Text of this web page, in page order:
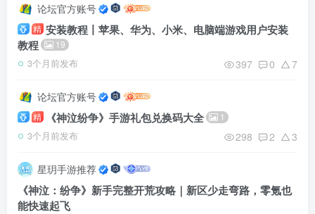
论坛官方账号
精 安装教程丨苹果、华为、小米、电脑端游戏用户安装
教程
19
3个月前发布 397 0 7
论坛官方账号
精 《神泣纷争》手游礼包兑换码大全 1
3个月前发布 298 2 3
星玥手游推荐
《神泣：纷争》新手完整开荒攻略｜新区少走弯路，零氪也
能快速起飞